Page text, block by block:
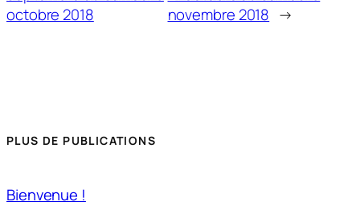
octobre 2018
novembre 2018 →
PLUS DE PUBLICATIONS
Bienvenue !